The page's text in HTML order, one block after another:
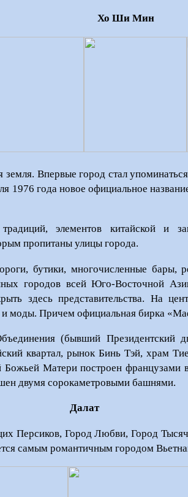
Хо Ши Мин
Впервые город стал
1976 года новое официальное
элементов китайской и
пропитаны улицы города.
бутики, многочисленные бары,
городов всей Юго-Восточной
здесь представительства. На
и моды. Причем официальная бирка «
(бывший Президентский
квартал, рынок Бинь Тэй, храм
Божьей Матери построен французами
двумя сорокаметровыми башнями.
Далат
Персиков, Город Любви, Город
самым романтичным городом